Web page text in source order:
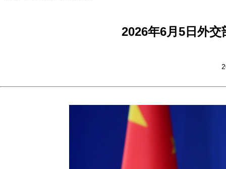
2026年6月5日外